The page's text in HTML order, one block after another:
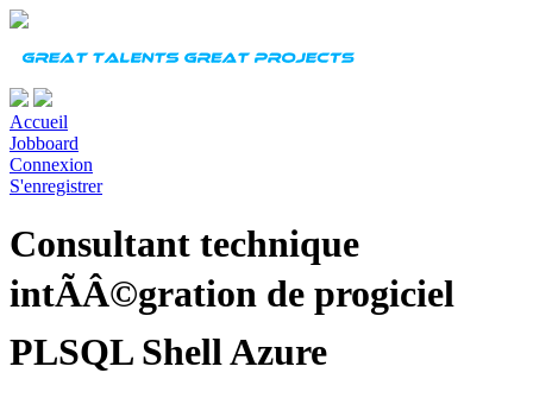
Accueil
Jobboard
Connexion
S'enregistrer
Consultant technique
intÃÂ©gration de progiciel
PLSQL Shell Azure